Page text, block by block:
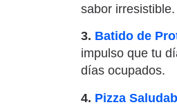
sabor irresistible.
3. Batido de
impulso que tu
días ocupados.
4. Pizza